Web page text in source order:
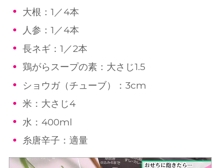
大根：1／4本
人参：1／4本
長ネギ：1／2本
鶏がらスープの素：大さじ1.5
ショウガ（チューブ）：3cm
米：大さじ4
水：400ml
糸唐辛子：適量